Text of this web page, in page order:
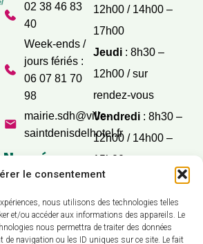
le consentement
nous utilisons des technologies telles
et/ou accéder aux informations des appareils. Le
nous permettra de traiter des données
de navigation ou les ID uniques sur ce site. Le fait
02 38 46 83
40
Week-ends /
jours fériés :
06 07 81 70
98
mairie.sdh@ville-
saintdenisdelhotel.fr
Nos réseaux
sociaux
12h00 / 14h00 –
17h00
Jeudi: 8h30 –
12h00 / sur
rendez-vous
Vendredi: 8h30 –
12h00 / 14h00 –
15h00
Samedi
12h00